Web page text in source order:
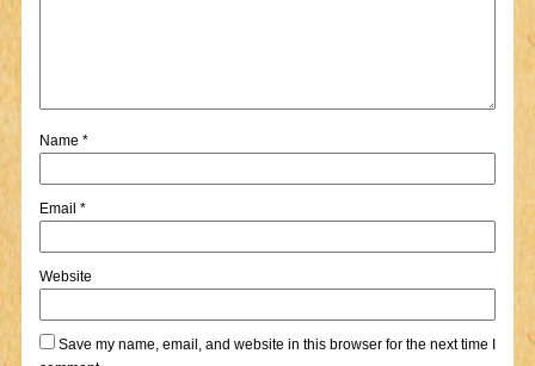
Name *
Email *
Website
Save my name, email, and website in this browser for the next time I